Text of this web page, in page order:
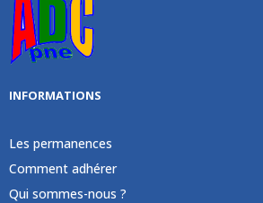
INFORMATIONS
Les permanences
Comment adhérer
Qui sommes-nous ?